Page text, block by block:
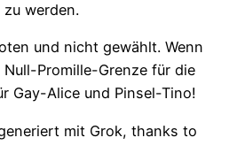
werden.
und nicht gewählt. Wenn
Promille-Grenze für die
Gay-Alice und Pinsel-Tino!
mit Grok, thanks to